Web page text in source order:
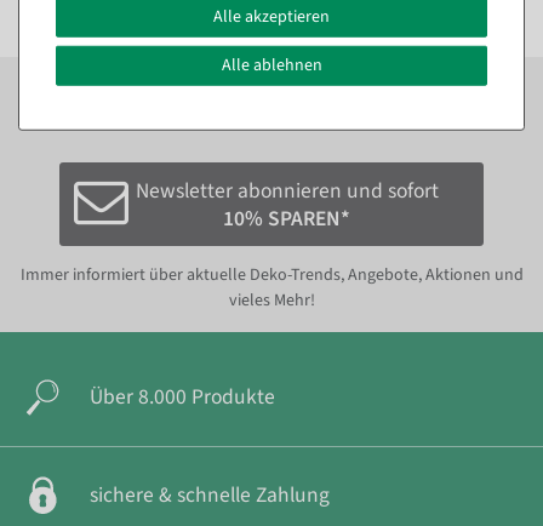
Zum Newsletter anmelden und sofort10%bei der
Newsletter abonnieren und sofort
10% SPAREN*
Immer informiert über aktuelle Deko-Trends, Angebote, Aktionen und
vieles Mehr!
Über 8.000 Produkte
sichere & schnelle Zahlung
Alle akzeptieren
Alle ablehnen